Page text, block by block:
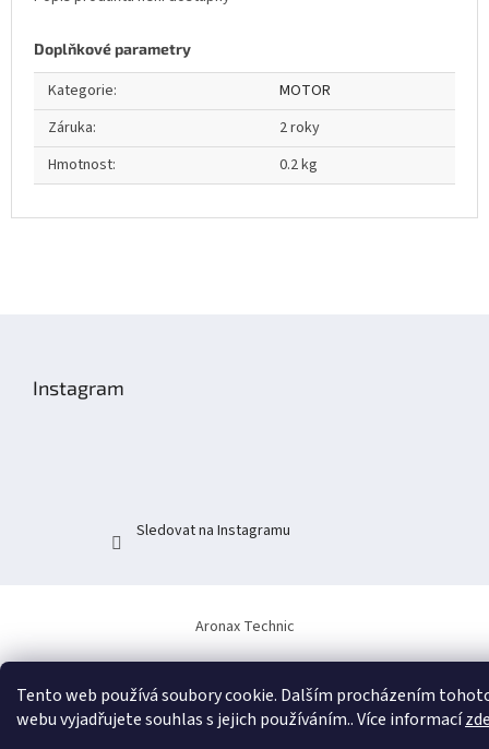
Tento web používá soubory cookie. Dalším procházením
webu vyjadřujete souhlas s jejich používáním.. Více informací
Doplňkové parametry
Kategorie:
MOTOR
Záruka:
2 roky
Hmotnost: 0.2 kg
Instagram
Sledovat na Instagramu
Aronax Technic